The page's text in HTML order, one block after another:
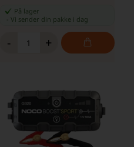
På lager
Vi sender din pakke i dag
- +